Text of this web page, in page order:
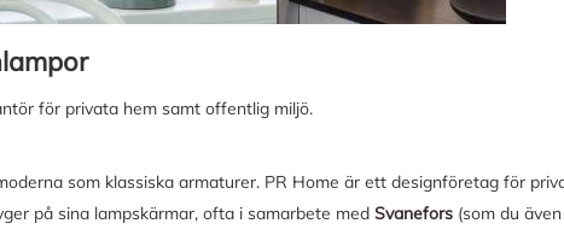
för privata hem samt offentlig miljö.
som klassiska armaturer. PR Home är ett designföretag för
på sina lampskärmar, ofta i samarbete medSvanefors (som du